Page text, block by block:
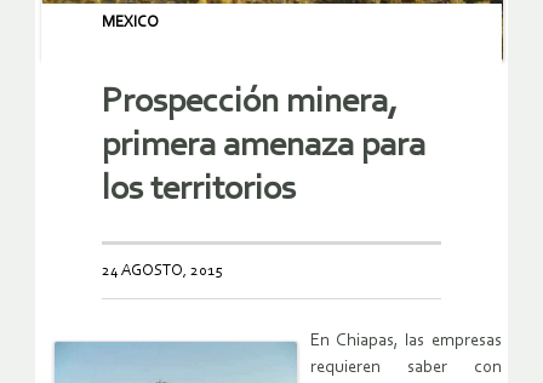
MEXICO
Prospección minera,
primera amenaza para
los territorios
24 AGOSTO, 2015
En Chiapas, las empresas
requieren saber con